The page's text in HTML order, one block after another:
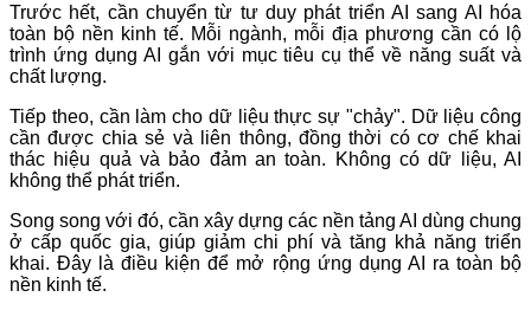
Trước hết, cần chuyển từ tư duy phát triển AI sang AI hóa
toàn bộ nền kinh tế. Mỗi ngành, mỗi địa phương cần có lộ
trình ứng dụng AI gắn với mục tiêu cụ thể về năng suất và
chất lượng.
Tiếp theo, cần làm cho dữ liệu thực sự "chảy". Dữ liệu công
cần được chia sẻ và liên thông, đồng thời có cơ chế khai
thác hiệu quả và bảo đảm an toàn. Không có dữ liệu, AI
không thể phát triển.
Song song với đó, cần xây dựng các nền tảng AI dùng chung
ở cấp quốc gia, giúp giảm chi phí và tăng khả năng triển
khai. Đây là điều kiện để mở rộng ứng dụng AI ra toàn bộ
nền kinh tế.